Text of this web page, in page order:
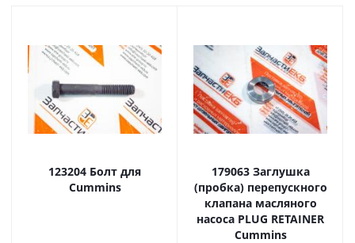
123204 Болт для
Cummins
179063 Заглушка
(пробка) перепускного
клапана масляного
насоса PLUG RETAINER
Cummins